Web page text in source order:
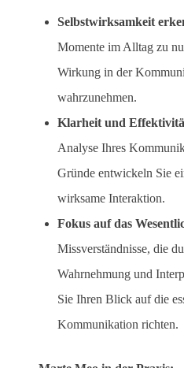
Selbstwirksamkeit
Momente im Alltag zu
Wirkung in der
wahrzunehmen.
Klarheit und
Analyse Ihres
Gründe entwickeln Sie
wirksame Interaktion.
Fokus auf das
Missverständnisse, die
Wahrnehmung und
Sie Ihren Blick auf die
Kommunikation richten.